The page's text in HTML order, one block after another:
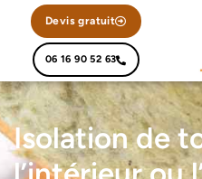
Devis gratuit
06 16 90 52 63
Isolation de